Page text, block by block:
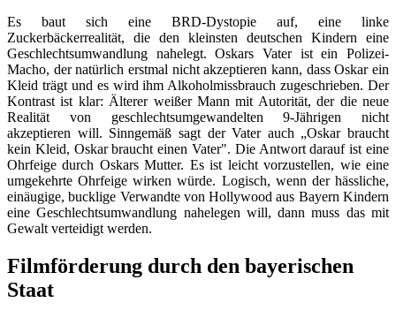
Es baut sich eine BRD-Dystopie auf, eine linke
Zuckerbäckerrealität, die den kleinsten deutschen Kindern eine
Geschlechtsumwandlung nahelegt. Oskars Vater ist ein Polizei-
Macho, der natürlich erstmal nicht akzeptieren kann, dass Oskar ein
Kleid trägt und es wird ihm Alkoholmissbrauch zugeschrieben. Der
Kontrast ist klar: Älterer weißer Mann mit Autorität, der die neue
Realität von geschlechtsumgewandelten 9-Jährigen nicht
akzeptieren will. Sinngemäß sagt der Vater auch „Oskar braucht
kein Kleid, Oskar braucht einen Vater". Die Antwort darauf ist eine
Ohrfeige durch Oskars Mutter. Es ist leicht vorzustellen, wie eine
umgekehrte Ohrfeige wirken würde. Logisch, wenn der hässliche,
einäugige, bucklige Verwandte von Hollywood aus Bayern Kindern
eine Geschlechtsumwandlung nahelegen will, dann muss das mit
Gewalt verteidigt werden.
Filmförderung durch den bayerischen
Staat